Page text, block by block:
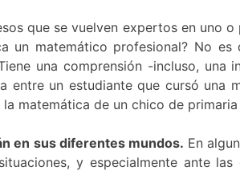
que se vuelven expertos en uno
un matemático profesional? No
una comprensión -incluso,
entre un estudiante que cursó
matemática de un chico de
en sus diferentes mundos. En
y especialmente ante